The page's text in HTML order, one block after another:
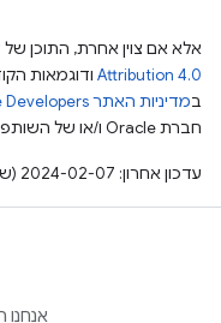
אלא אם צוין אחרת, התוכן של
Attribution 4.0 ודוגמאות
במדיניות האתר Google Developers‏
חברת Oracle ו/או של השותפים העצמאיים שלה.
עדכון אחרון: 2024-02-07 (שעון UTC).
אנחנו